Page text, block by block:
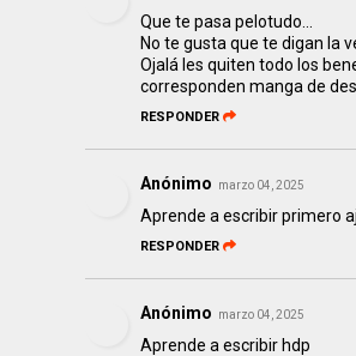
Que te pasa pelotudo...
No te gusta que te digan la
Ojalá les quiten todo los
corresponden manga de
RESPONDER
Anónimo marzo 04, 2025
Aprende a escribir primero
RESPONDER
Anónimo marzo 04, 2025
Aprende a escribir hdp